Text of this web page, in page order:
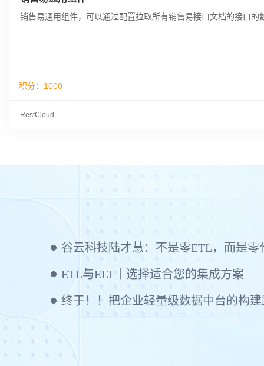
销售易通用组件，可以通过配置拉取所有销售易接口文档的接口的
积分： 1000
RestCloud
ETL与ELT丨选择适合您的集成方案
终于！！把企业轻量级数据中台的构